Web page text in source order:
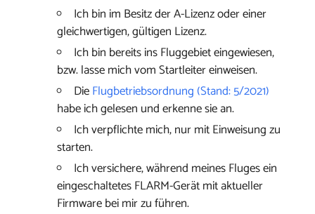
Ich bin im Besitz der A-Lizenz oder einer
gleichwertigen, gültigen Lizenz.
Ich bin bereits ins Fluggebiet eingewiesen,
bzw. lasse mich vom Startleiter einweisen.
DieFlugbetriebsordnung (Stand: 5/2021)
habe ich gelesen und erkenne sie an.
Ich verpflichte mich, nur mit Einweisung zu
starten.
Ich versichere, während meines Fluges ein
eingeschaltetes FLARM-Gerät mit aktueller
Firmware bei mir zu führen.